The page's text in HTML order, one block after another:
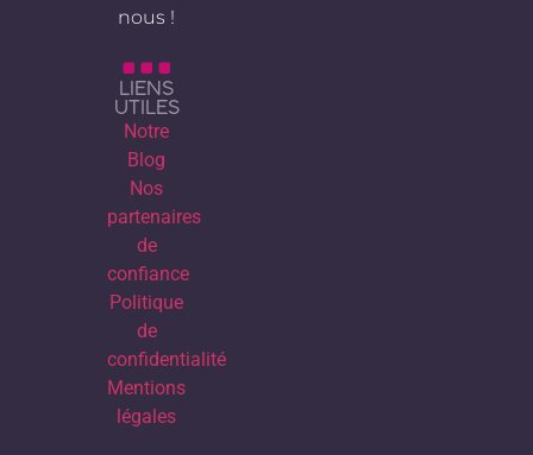
nous !
LIENS
UTILES
Notre
Blog
Nos
partenaires
de
confiance
Politique
de
confidentialité
Mentions
légales